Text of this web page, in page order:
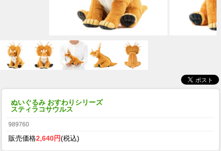
ぬいぐるみ おすわりシリーズ
スティラコサウルス
989760
販売価格2,640円(税込)